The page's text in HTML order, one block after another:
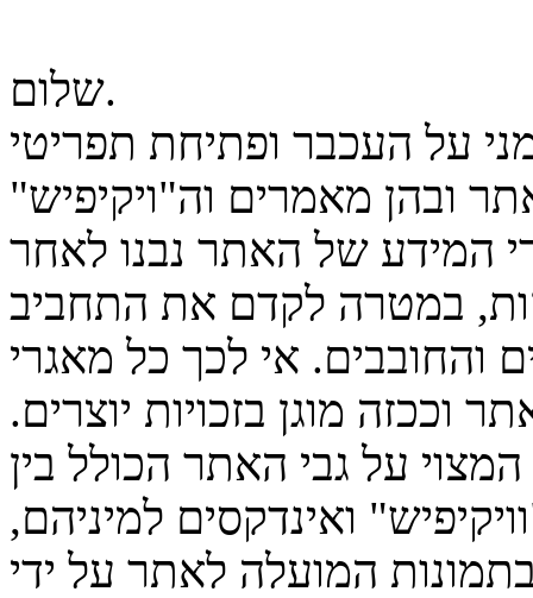
שלום.
על העכבר ופתיחת תפריטי
ובהן מאמרים וה"ויקיפיש"
המידע של האתר נבנו לאחר
במטרה לקדם את התחביב
והחובבים. אי לכך כל מאגרי
וככזה מוגן בזכויות יוצרים.
על גבי האתר הכולל בין
ואינדקסים למיניהם,
המועלה לאתר על ידי